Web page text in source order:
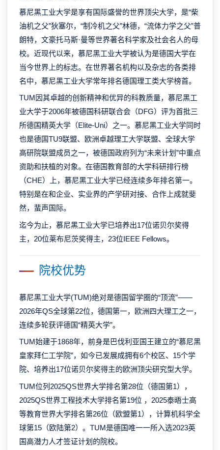
慕尼黑工业大学是享有国际盛誉的世界顶尖大学，是“柴
油机之父”狄塞尔，“制冷机之父”林德，“流体力学之父”普
朗特，文豪托马斯·曼等世界著名科学家及社会名人的母
校。近现代以来，慕尼黑工业大学被认为是德国大学在
当今世界上的标志。在世界著名机构以及杂志的各类排
名中，慕尼黑工业大学常年排名德国理工类大学榜首。
TUM因其卓越的创新精神和优异的科教质量，慕尼黑工
业大学于2006年被德国科研联合会（DFG）评为首批三
所德国精英大学（Elite-Uni）之一。慕尼黑工业大学同时
也是德国TU9联盟、欧洲卓越理工大学联盟、全球大学
高研院联盟成员之一，被德国政府列为“未来计划”中重点
资助和扶植的对象。在德国教育部的大学科研排行榜
（CHE）上，慕尼黑工业大学已经连续多年排名第一。
特别是在和企业、实业界的产学研对接、合作上成就斐
然，蜚声国际。
迄今为止，慕尼黑工业大学已培养出17位诺贝尔奖得
主，20位莱布尼茨奖得主，23位IEEE Fellows。
院校优势
慕尼黑工业大学(TUM)绝对是德国留学圈的“顶流”——
2026年QS全球第22位，德国第一，欧洲四大理工之一，
连续多轮获评德国“精英大学”。
TUM始建于1868年，前身是巴伐利亚国王建立的“慕尼黑
皇家拜仁工学院”，如今已发展成拥有6个校区、15个学
院、培养出17位诺贝尔奖得主的欧洲顶尖研究型大学。
TUM位列2025QS世界大学排名第28位（德国第1），
2025QS世界工程技术大学排名第19位 ，2025泰晤士高
等教育世界大学排名第26位（欧盟第1），计算机科学全
球第15（欧陆第2）。TUM是德国唯一一所入选2023英
国高潜力人才签证计划的院校。